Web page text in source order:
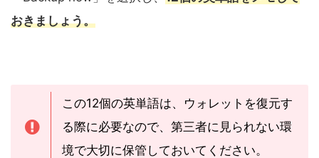
おきましょう。
この12個の英単語は、ウォレットを復元す
る際に必要なので、第三者に見られない環
境で大切に保管しておいてください。